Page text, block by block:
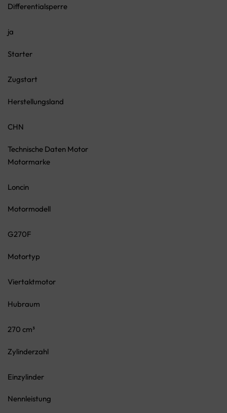
Differentialsperre
ja
Starter
Zugstart
Herstellungsland
CHN
Technische Daten Motor
Motormarke
Loncin
Motormodell
G270F
Motortyp
Viertaktmotor
Hubraum
270 cm³
Zylinderzahl
Einzylinder
Nennleistung